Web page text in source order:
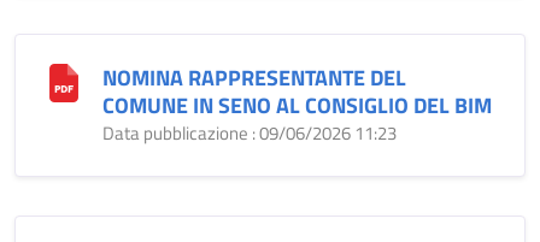
NOMINA RAPPRESENTANTE DEL
COMUNE IN SENO AL CONSIGLIO DEL BIM
Data pubblicazione : 09/06/2026 11:23